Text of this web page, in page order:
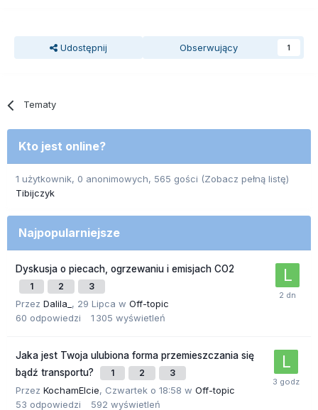
Udostępnij Obserwujący 1
Tematy
Kto jest online?
1 użytkownik, 0 anonimowych, 565 gości (Zobacz pełną listę)
Tibijczyk
Najpopularniejsze
Dyskusja o piecach, ogrzewaniu i emisjach CO2
1 2 3
Przez Dalila_ , 29 Lipca w Off-topic
60 odpowiedzi 1 305 wyświetleń
Jaka jest Twoja ulubiona forma przemieszczania się
bądź transportu?
1 2 3
Przez KochamElcie, Czwartek o 18:58 w Off-topic
53 odpowiedzi 592 wyświetleń